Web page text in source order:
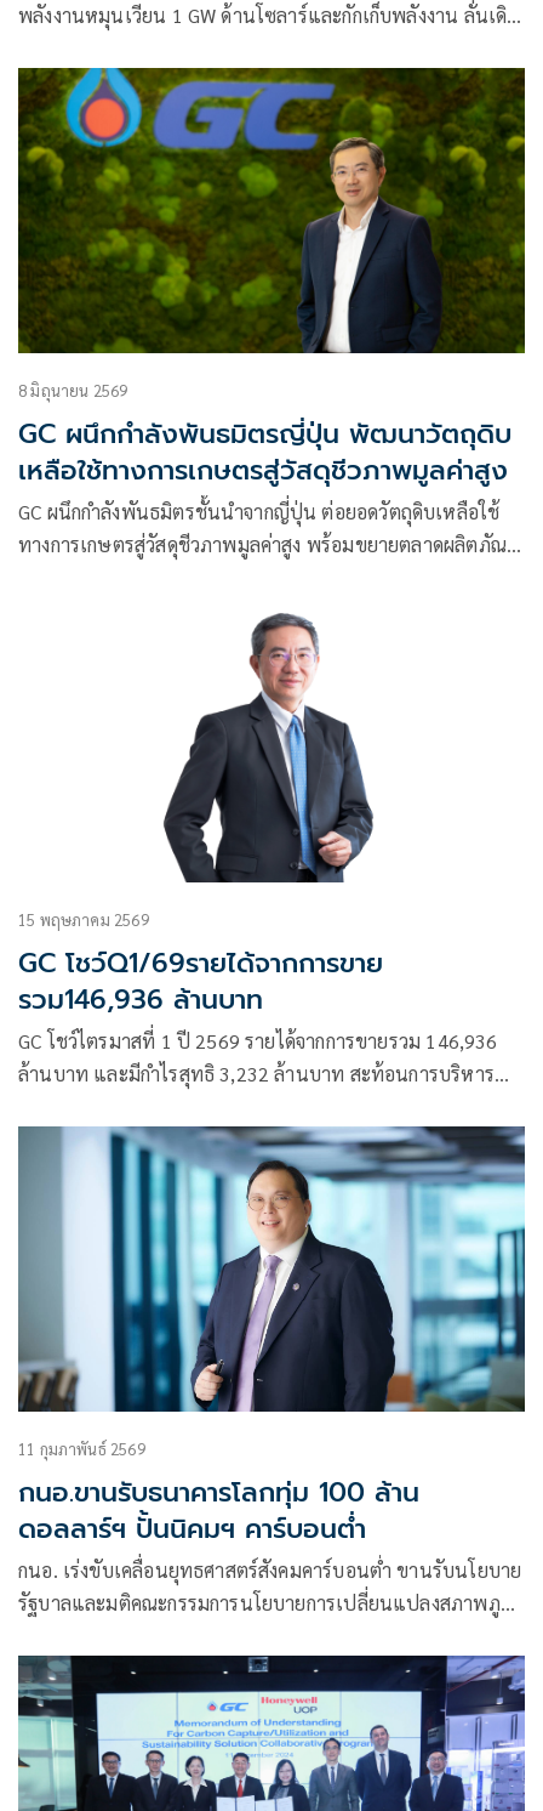
พลังงานหมุนเวียน 1 GW ด้านโซลาร์และกักเก็บพลังงาน ลั่นเดิน
พลังงานคาร์บอนต่ำ
8 มิถุนายน 2569
GC ผนึกกำลังพันธมิตรญี่ปุ่น พัฒนาวัตถุดิบ
เหลือใช้ทางการเกษตรสู่วัสดุชีวภาพมูลค่าสูง
GC ผนึกกำลังพันธมิตรชั้นนำจากญี่ปุ่น ต่อยอดวัตถุดิบเหลือใช้
ทางการเกษตรสู่วัสดุชีวภาพมูลค่าสูง พร้อมขยายตลาดผลิตภัณฑ์
เคมีภัณฑ์ มุ่งใช้ฐานที่แข็งแรงในประเทศไทย เชื่อมโยงทั้งใน
15 พฤษภาคม 2569
GC โชว์Q1/69รายได้จากการขาย
รวม146,936 ล้านบาท
GC โชว์ไตรมาสที่ 1 ปี 2569 รายได้จากการขายรวม 146,936
ล้านบาท และมีกำไรสุทธิ 3,232 ล้านบาท สะท้อนการบริหาร
โครงสร้างแบบบูรณาการหนุนการผลิตต่อเนื่อง รับมือความ
11 กุมภาพันธ์ 2569
กนอ.ขานรับธนาคารโลกทุ่ม 100 ล้าน
ดอลลาร์ฯ ปั้นนิคมฯ คาร์บอนต่ำ
กนอ. เร่งขับเคลื่อนยุทธศาสตร์สังคมคาร์บอนต่ำ ขานรับนโยบาย
รัฐบาลและมติคณะกรรมการนโยบายการเปลี่ยนแปลงสภาพภูมิ
ดอลลาร์ ปฏิรูปนิคมอุตสาหกรรมมาบตาพุดและแหลมฉบัง
สนับสนุนเป้าหมาย Net Zero ผ่านกลไกคาร์บอนเครดิตคุณภาพ
สูงของประเทศไทย